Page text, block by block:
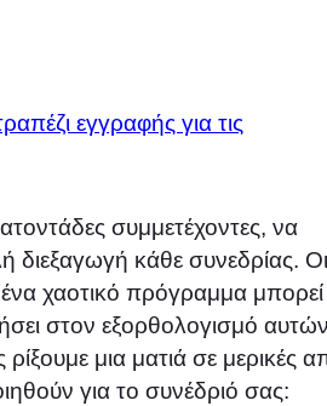
συμμετέχοντες, να
διεξαγωγή κάθε συνεδρίας. Οι
ένα χαοτικό πρόγραμμα μπορεί
στον εξορθολογισμό αυτών
μια ματιά σε μερικές
για το συνέδριό σας: